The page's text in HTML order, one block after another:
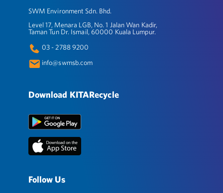
SWM Environment Sdn. Bhd.
Level 17, Menara LGB, No. 1 Jalan Wan Kadir,
Taman Tun Dr. Ismail, 60000 Kuala Lumpur.
03 - 2788 9200
info@swmsb.com
Download KITARecycle
Follow Us